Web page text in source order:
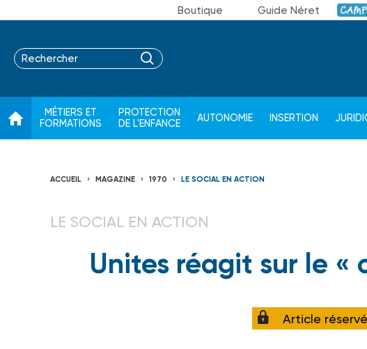
Boutique Guide Néret
MÉTIERS ET
FORMATIONS
PROTECTION
DE L'ENFANCE
AUTONOMIE INSERTION
ACCUEIL MAGAZINE 1970 LE SOCIAL EN ACTION
LE SOCIAL EN ACTION
Unites réagit sur le «
Article